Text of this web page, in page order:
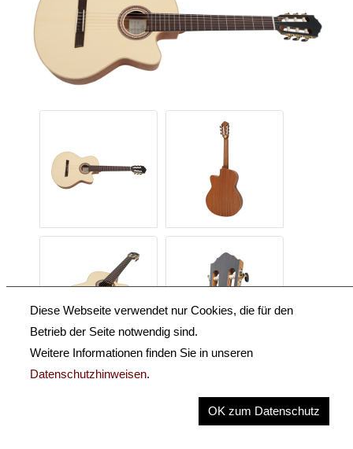
Diese Webseite verwendet nur Cookies, die für den
Betrieb der Seite notwendig sind.
Weitere Informationen finden Sie in unseren
Datenschutzhinweisen.
OK zum Datenschutz